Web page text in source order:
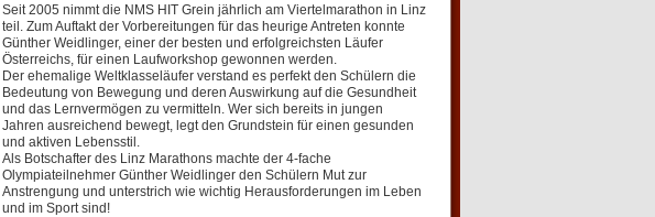
Seit 2005 nimmt die NMS HIT Grein jährlich am Viertelmarathon in Linz
teil. Zum Auftakt der Vorbereitungen für das heurige Antreten konnte
Günther Weidlinger, einer der besten und erfolgreichsten Läufer
Österreichs, für einen Laufworkshop gewonnen werden.
Der ehemalige Weltklasseläufer verstand es perfekt den Schülern die
Bedeutung von Bewegung und deren Auswirkung auf die Gesundheit
und das Lernvermögen zu vermitteln. Wer sich bereits in jungen
Jahren ausreichend bewegt, legt den Grundstein für einen gesunden
und aktiven Lebensstil.
Als Botschafter des Linz Marathons machte der 4-fache
Olympiateilnehmer Günther Weidlinger den Schülern Mut zur
Anstrengung und unterstrich wie wichtig Herausforderungen im Leben
und im Sport sind!